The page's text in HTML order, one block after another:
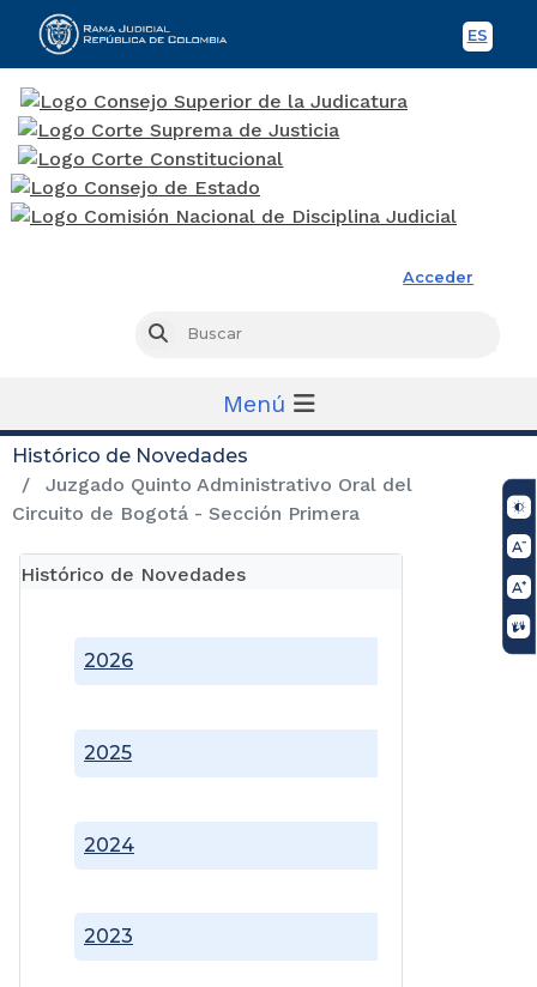
ES
Acceder
Buscar
Menú
Histórico de Novedades
Juzgado Quinto Administrativo Oral del
Circuito de Bogotá - Sección Primera
Histórico de Novedades
2023
2024
2025
2026